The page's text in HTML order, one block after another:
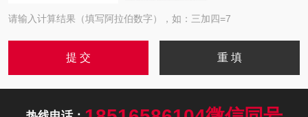
请输入计算结果（填写阿拉伯数字），如：三加四=7